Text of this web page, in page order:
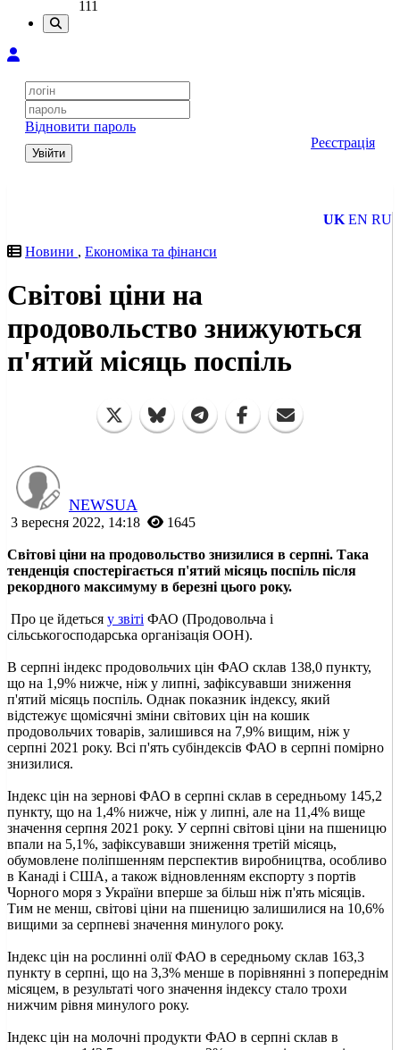
111
Відновити пароль
Увійти
Реєстрація
UK EN RU
Новини , Економіка та фінанси
Світові ціни на
продовольство знижуються
п'ятий місяць поспіль
NEWSUA
3 вересня 2022, 14:18 1645
Світові ціни на продовольство знизилися в серпні. Така
тенденція спостерігається п'ятий місяць поспіль після
рекордного максимуму в березні цього року.
Про це йдеться у звіті ФАО (Продовольча і
сільськогосподарська організація ООН).
В серпні індекс продовольчих цін ФАО склав 138,0 пункту,
що на 1,9% нижче, ніж у липні, зафіксувавши зниження
п'ятий місяць поспіль. Однак показник індексу, який
відстежує щомісячні зміни світових цін на кошик
продовольчих товарів, залишився на 7,9% вищим, ніж у
серпні 2021 року. Всі п'ять субіндексів ФАО в серпні помірно
знизилися.
Індекс цін на зернові ФАО в серпні склав в середньому 145,2
пункту, що на 1,4% нижче, ніж у липні, але на 11,4% вище
значення серпня 2021 року. У серпні світові ціни на пшеницю
впали на 5,1%, зафіксувавши зниження третій місяць,
обумовлене поліпшенням перспектив виробництва, особливо
в Канаді і США, а також відновленням експорту з портів
Чорного моря з України вперше за більш ніж п'ять місяців.
Тим не менш, світові ціни на пшеницю залишилися на 10,6%
вищими за серпневі значення минулого року.
Індекс цін на рослинні олії ФАО в середньому склав 163,3
пункту в серпні, що на 3,3% менше в порівнянні з попереднім
місяцем, в результаті чого значення індексу стало трохи
нижчим рівня минулого року.
Індекс цін на молочні продукти ФАО в серпні склав в